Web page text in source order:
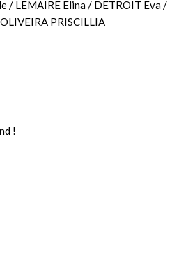
/ LEMAIRE Elina / DETROIT Eva /
PRISCILLIA
!